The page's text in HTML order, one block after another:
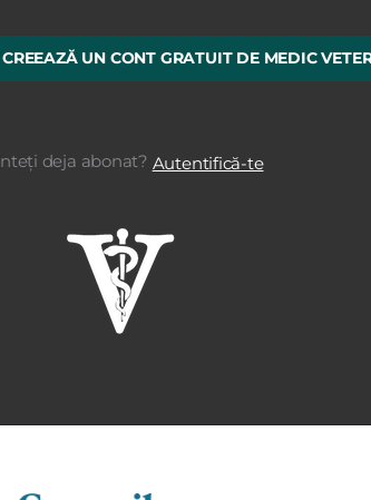
CREEAZĂ UN CONT GRATUIT DE MEDIC
deja abonat? Autentifică-te